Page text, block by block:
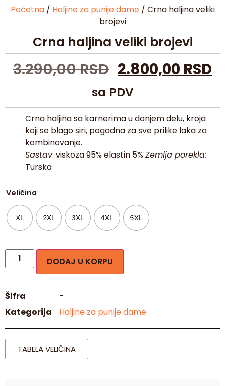
Početna/ Haljine za punije dame/ Crna haljina veliki
brojevi
Crna haljina veliki brojevi
3.290,00RSD 2.800,00 RSD
sa PDV
Crna haljina sa karnerima u donjem delu, kroja
koji se blago siri, pogodna za sve prilike laka za
kombinovanje.
Sastav: viskoza 95% elastin 5%Zemlja porekla:
Turska
Veličina
XL 2XL 3XL 4XL 5XL
DODAJ U KORPU
Šifra
-
Kategorija
Haljine za punije dame
TABELA VELIČINA